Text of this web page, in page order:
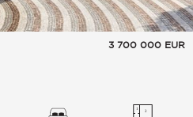
3 700 000 EUR